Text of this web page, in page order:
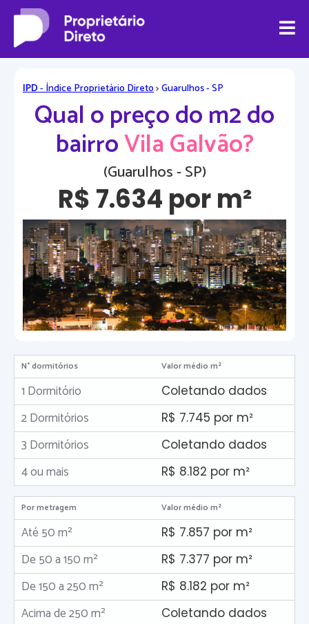
IPD- Índice Proprietário Direto>Guarulhos - SP
Qual o preço do m2 do
bairroVila Galvão?
(Guarulhos - SP)
R$ 7.634 por m²
N° dormitórios Valor médio m²
1 Dormitório Coletando dados
2 Dormitórios R$ 7.745 por m²
3 Dormitórios Coletando dados
4 ou mais R$ 8.182 por m²
Por metragem Valor médio m²
Até 50 m² R$ 7.857 por m²
De 50 a 150 m² R$ 7.377 por m²
De 150 a 250 m² R$ 8.182 por m²
Acima de 250 m² Coletando dados